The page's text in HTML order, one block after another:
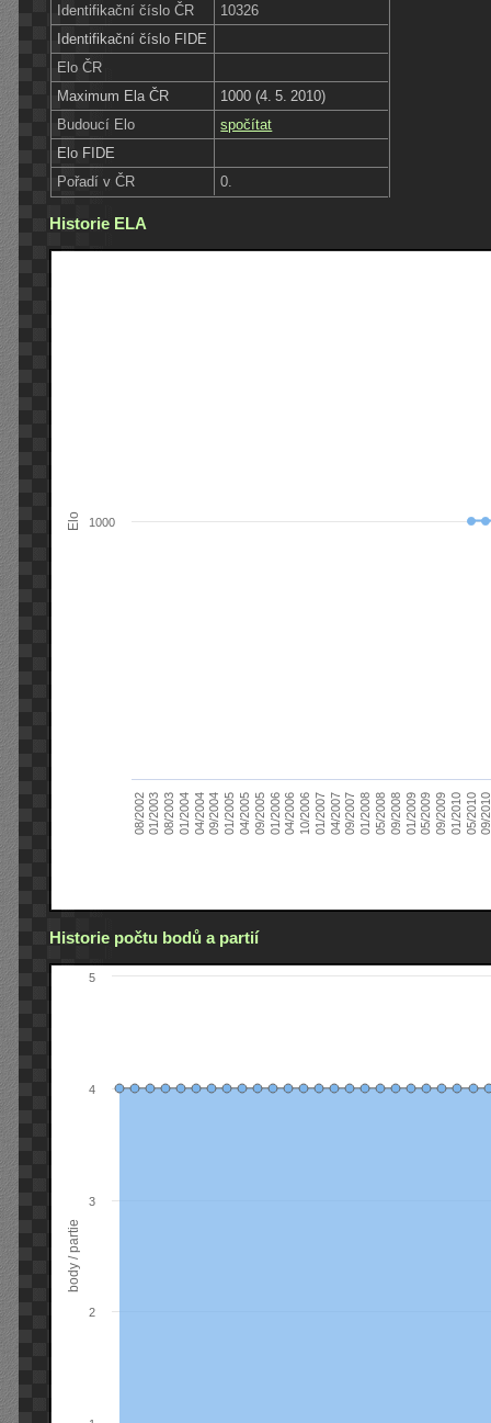
Identifikační číslo ČR
10326
Identifikační číslo FIDE
Elo ČR
Maximum Ela ČR
1000 (4. 5. 2010)
Budoucí Elo
spočítat
Elo FIDE
Pořadí v ČR
0.
Historie ELA
Elo
08/200201/200308/200301/200404/200409/200401/200504/200509/200501/200604/200610/200601/200704/200709/200701/200805/200809/200801/200905/200909/200901/201005/201009/
1000
Historie počtu bodů a partií
body / partie
2
3
4
5